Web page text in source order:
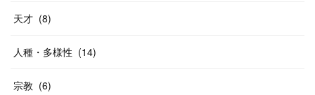
天才 (8)
人種・多様性 (14)
宗教 (6)